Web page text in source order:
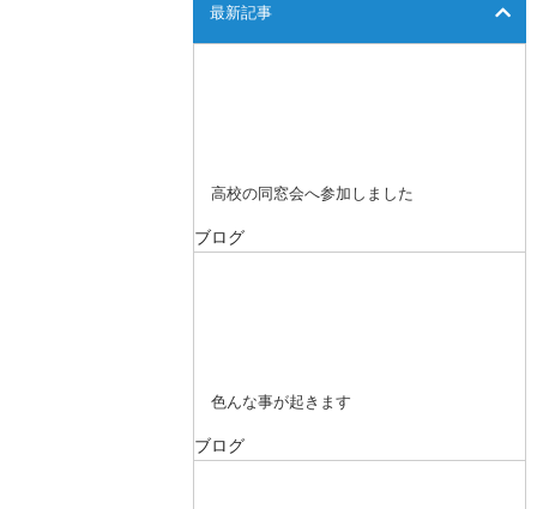
最新記事
高校の同窓会へ参加しました
ブログ
色んな事が起きます
ブログ